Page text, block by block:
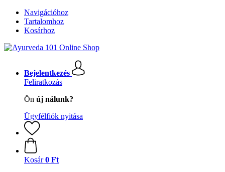
Navigációhoz
Tartalomhoz
Kosárhoz
Bejelentkezés
Feliratkozás
Ön új nálunk?
Ügyfélfiók nyitása
Kosár 0 Ft